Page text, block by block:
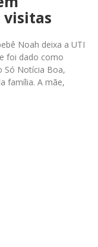
visitas
Noah deixa a UTI
foi dado como
Notícia Boa,
família. A mãe,